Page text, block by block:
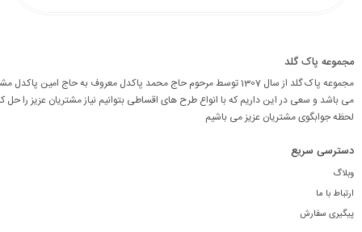
مجموعه پاک گلد
مجموعه پاک گلد از سال 1307 توسط مرحوم حاج محمد پاکدل معروف به حاج امین
می باشد و سعی در این داریم که با انواع طرح های اقساطی بتوانیم نیاز مشتریان عزیز را حل
لحظه جوابگوی مشتریان عزیز می باشیم
دسترسی سریع
وبلاگ
ارتباط با ما
پیگیری سفارش